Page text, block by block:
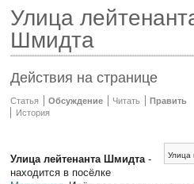
Улица
Шмидта
Действия на странице
Статья Обсуждение Читать
Править
История
Улица
Улица лейтенанта Шмидта-
находится в посёлке